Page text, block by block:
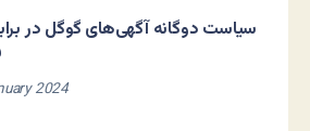
سیاست دوگانه آگهی‌های گوگل در
2024